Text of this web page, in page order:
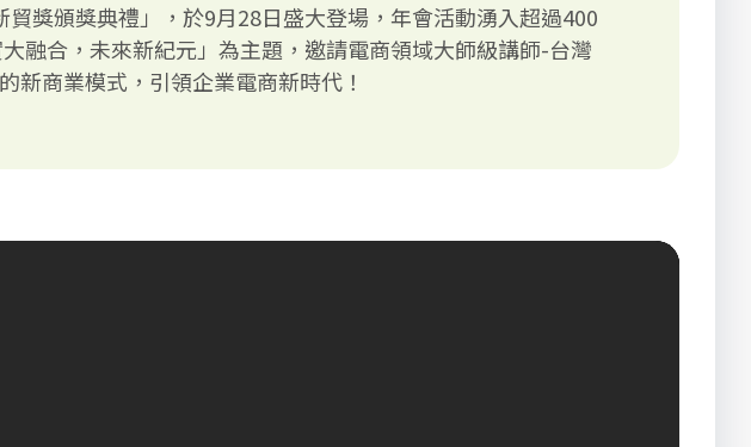
獎頒獎典禮」，於9月28日盛大登場，年會活動湧入超過400
融合，未來新紀元」為主題，邀請電商領域大師級講師-台灣
新商業模式，引領企業電商新時代！